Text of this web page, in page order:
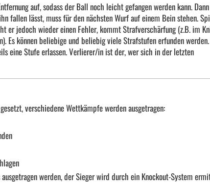
auf, sodass der Ball noch leicht gefangen werden kann.
fallen lässt, muss für den nächsten Wurf auf einem Bein stehen.
er jedoch wieder einen Fehler, kommt Strafverschärfung (z.B. im
Es können beliebige und beliebig viele Strafstufen erfunden
eine Stufe erlassen. Verlierer/in ist der, wer sich in der letzten
verschiedene Wettkämpfe werden ausgetragen:
werden, der Sieger wird durch ein Knockout-System